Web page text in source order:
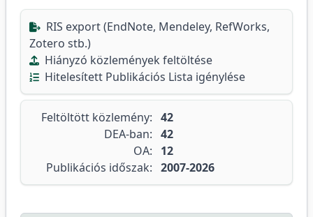
RIS export (EndNote, Mendeley, RefWorks,
Zotero stb.)
Hiányzó közlemények feltöltése
Hitelesített Publikációs Lista igénylése
Feltöltött közlemény: 42
DEA-ban: 42
OA:
12
Publikációs időszak: 2007-2026